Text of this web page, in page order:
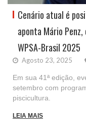
Cenário atual é
aponta Mário
WPSA-Brasil 2025
Agosto 23, 2025
Em sua 41ª edição,
setembro com
piscicultura.
LEIA MAIS